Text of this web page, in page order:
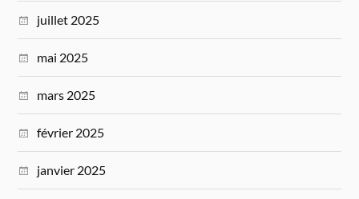
juillet 2025
mai 2025
mars 2025
février 2025
janvier 2025